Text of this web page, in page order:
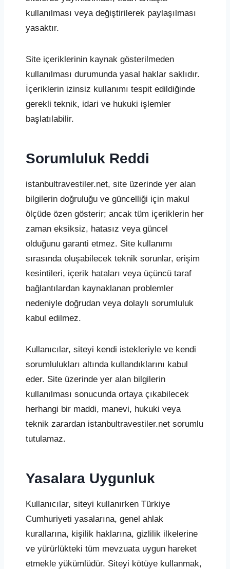
kullanılması veya değiştirilerek paylaşılması
yasaktır.
Site içeriklerinin kaynak gösterilmeden
kullanılması durumunda yasal haklar saklıdır.
İçeriklerin izinsiz kullanımı tespit edildiğinde
gerekli teknik, idari ve hukuki işlemler
başlatılabilir.
Sorumluluk Reddi
istanbultravestiler.net, site üzerinde yer alan
bilgilerin doğruluğu ve güncelliği için makul
ölçüde özen gösterir; ancak tüm içeriklerin her
zaman eksiksiz, hatasız veya güncel
olduğunu garanti etmez. Site kullanımı
sırasında oluşabilecek teknik sorunlar, erişim
kesintileri, içerik hataları veya üçüncü taraf
bağlantılardan kaynaklanan problemler
nedeniyle doğrudan veya dolaylı sorumluluk
kabul edilmez.
Kullanıcılar, siteyi kendi istekleriyle ve kendi
sorumlulukları altında kullandıklarını kabul
eder. Site üzerinde yer alan bilgilerin
kullanılması sonucunda ortaya çıkabilecek
herhangi bir maddi, manevi, hukuki veya
teknik zarardan istanbultravestiler.net sorumlu
tutulamaz.
Yasalara Uygunluk
Kullanıcılar, siteyi kullanırken Türkiye
Cumhuriyeti yasalarına, genel ahlak
kurallarına, kişilik haklarına, gizlilik ilkelerine
ve yürürlükteki tüm mevzuata uygun hareket
etmekle yükümlüdür. Siteyi kötüye kullanmak,